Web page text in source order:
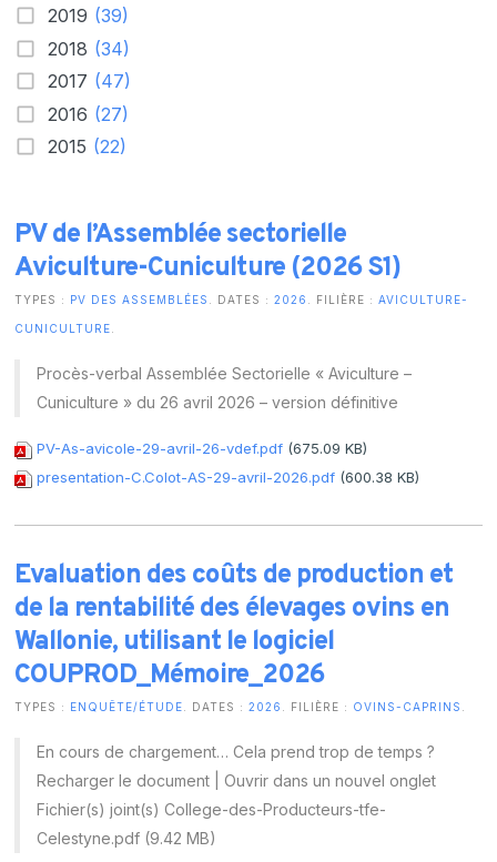
2019 (39)
2018 (34)
2017 (47)
2016 (27)
2015 (22)
PV de l’Assemblée sectorielle
Aviculture-Cuniculture (2026 S1)
TYPES : PV DES ASSEMBLÉES . DATES :2026 . FILIÈRE :AVICULTURE-
CUNICULTURE
Procès-verbal Assemblée Sectorielle « Aviculture –
Cuniculture » du 26 avril 2026 – version définitive
PV-As-avicole-29-avril-26-vdef.pdf (675.09 KB)
presentation-C.Colot-AS-29-avril-2026.pdf (600.38 KB)
Evaluation des coûts de production et
de la rentabilité des élevages ovins en
Wallonie, utilisant le logiciel
COUPROD_Mémoire_2026
TYPES : ENQUÊTE/ÉTUDE . DATES :2026 . FILIÈRE : OVINS-CAPRINS
En cours de chargement… Cela prend trop de temps ?
Recharger le document | Ouvrir dans un nouvel onglet
Fichier(s) joint(s) College-des-Producteurs-tfe-
Celestyne.pdf (9.42 MB)